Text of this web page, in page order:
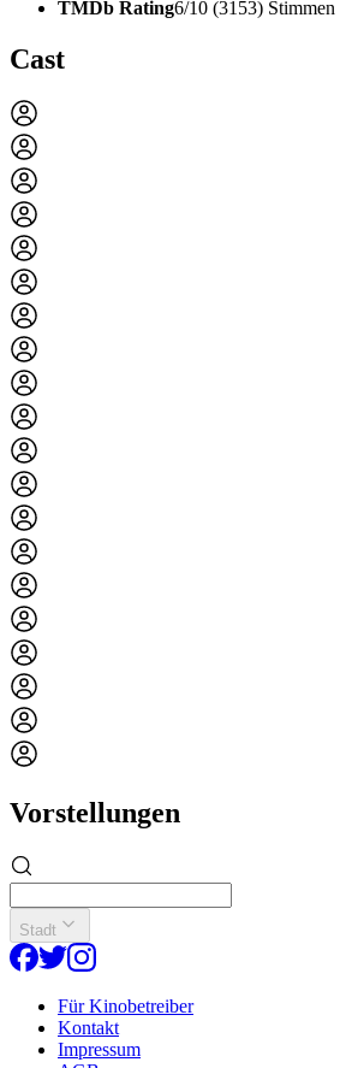
TMDb Rating6/10 (3153) Stimmen
Cast
Vorstellungen
Stadt
Für Kinobetreiber
Kontakt
Impressum